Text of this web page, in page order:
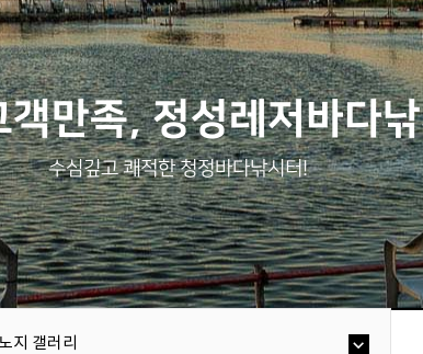
만족, 정성레저바다
수심깊고 쾌적한 청정바다낚시터!
지 갤러리